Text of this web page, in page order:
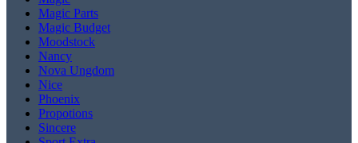
Magic Parts
Magic Budget
Moodstock
Nancy
Nova Ungdom
Nice
Phoenix
Propotions
Sincere